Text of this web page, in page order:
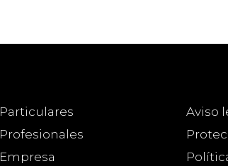
Particulares
Profesionales
Empresa
Aviso